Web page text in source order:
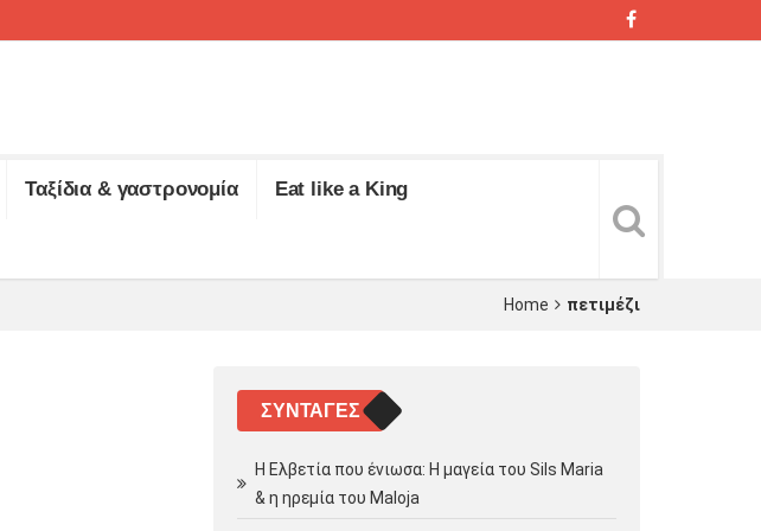
Ταξίδια & γαστρονομία Eat like a King
Home πετιμέζι
ΣΥΝΤΑΓΈΣ
Η Ελβετία που ένιωσα: Η μαγεία του Sils Maria
& η ηρεμία του Maloja